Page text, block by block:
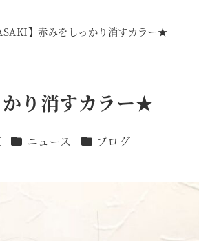
】赤みをしっかり消すカラー★
り消すカラー★
カテゴリー
ニュース カテゴリー
ブログ